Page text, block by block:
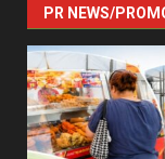
PR NEWS/